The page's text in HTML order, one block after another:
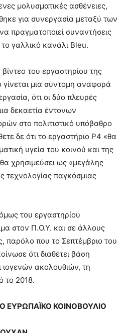
μολυσματικές ασθένειες,
για συνεργασία μεταξύ των
πραγματοποιεί συναντήσεις
γαλλικό κανάλι Bleu.
του εργαστηρίου της
γίνεται μια σύντομη αναφορά
ότι οι δύο πλευρές
δεκαετία έντονων
στο πολιτιστικό υπόβαθρο
δε ότι το εργαστήριο P4 «θα
υγεία του κοινού και της
χρησιμεύσει ως «μεγάλης
τεχνολογίας παγκόσμιας
του εργαστηρίου
στον Π.Ο.Υ. και σε άλλους
παρόλο που το Σεπτέμβριο του
ότι διαθέτει βάση
ακολουθιών, τη
το 2018.
ΕΥΡΩΠΑΪΚΟ ΚΟΙΝΟΒΟΥΛΙΟ